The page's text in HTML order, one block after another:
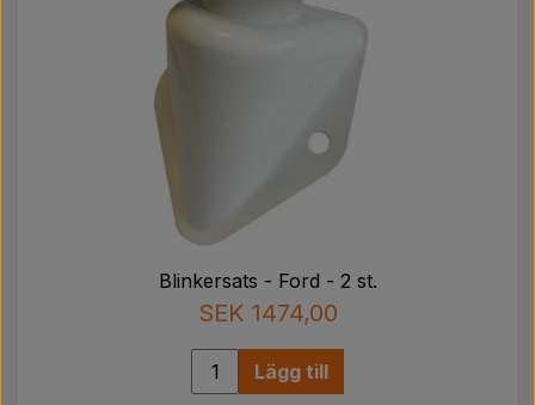
Blinkersats - Ford - 2 st.
SEK 1474,00
Lägg till